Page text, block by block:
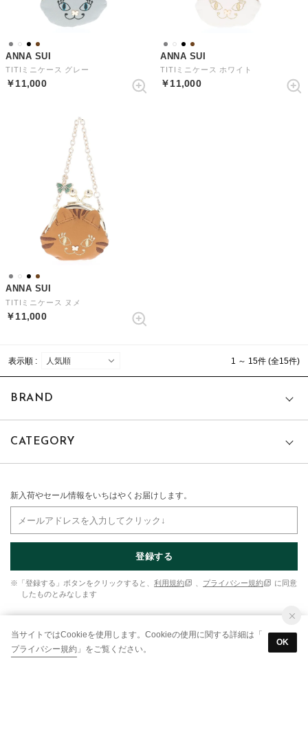
ANNA SUI
TITIミニケース グレー
￥11,000
ANNA SUI
TITIミニケース ホワイト
￥11,000
ANNA SUI
TITIミニケース ヌメ
￥11,000
表示順 : 1 ～ 15件 (全15件)
BRAND
CATEGORY
新入荷やセール情報をいちはやくお届けします。
登録する
※「登録する」ボタンをクリックすると、 利用規約 プライバシー規約
に同意
したものとみなします
ご利用ガイド 初めての方へ
当サイトではCookieを使用します。Cookieの使用に関する詳細は「
プライバシー規約 」をご覧ください。
OK